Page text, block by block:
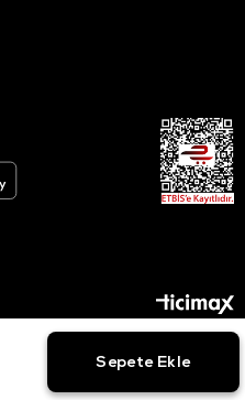
hakları saklıdır.